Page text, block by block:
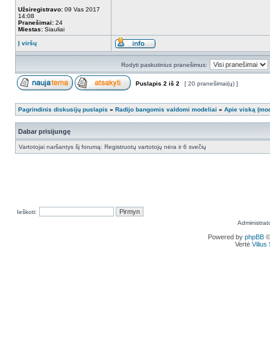
Užsiregistravo: 09 Vas 2017
14:08
Pranešimai: 24
Miestas: Siauliai
Į viršų
Rodyti paskutinius pranešimus:
Puslapis 2 iš 2 [ 20 pranešimai(ų) ]
Pagrindinis diskusijų puslapis » Radijo bangomis valdomi modeliai » Apie viską
Dabar prisijungę
Vartotojai naršantys šį forumą: Registruotų vartotojų nėra ir 6 svečių
Ieškoti:
Powered by phpBB
Vertė Vilius